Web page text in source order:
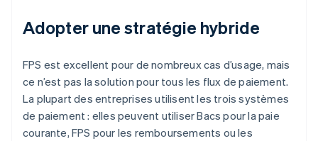
Adopter une stratégie hybride
FPS est excellent pour de nombreux cas d’usage, mais
ce n’est pas la solution pour tous les flux de paiement.
La plupart des entreprises utilisent les trois systèmes
de paiement : elles peuvent utiliser Bacs pour la paie
courante, FPS pour les remboursements ou les